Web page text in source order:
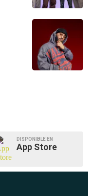
DISPONIBLE EN
App Store